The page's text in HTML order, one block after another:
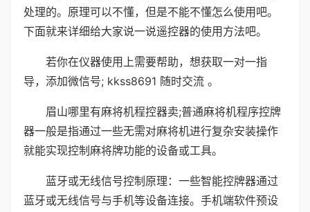
处理的。原理可以不懂，但是不能不懂怎么使用吧。
下面就来详细给大家说一说遥控器的使用方法吧。
若你在仪器使用上需要帮助，想获取一对一指
导，添加微信号; kkss8691 随时交流 。
眉山哪里有麻将机程控器卖;普通麻将机程序控牌
器一般是指通过一些无需对麻将机进行复杂安装操作
就能实现控制麻将牌功能的设备或工具。
蓝牙或无线信号控制原理：一些智能控牌器通过
蓝牙或无线信号与手机等设备连接。手机端软件预设